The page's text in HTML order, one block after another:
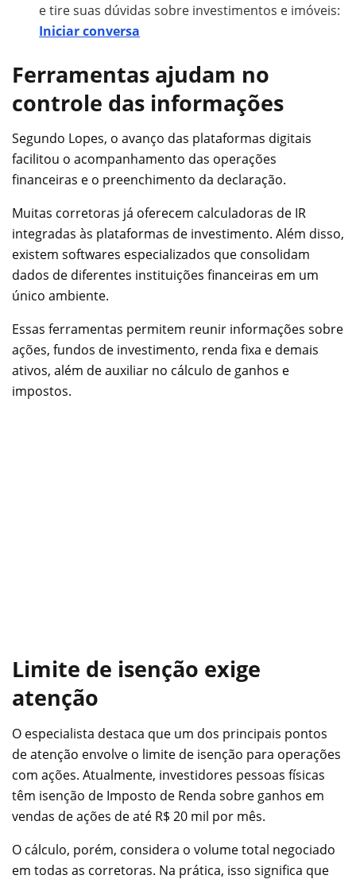
e tire suas dúvidas sobre investimentos e imóveis:
Iniciar conversa
Ferramentas ajudam no
controle das informações
Segundo Lopes, o avanço das plataformas digitais
facilitou o acompanhamento das operações
financeiras e o preenchimento da declaração.
Muitas corretoras já oferecem calculadoras de IR
integradas às plataformas de investimento. Além disso,
existem softwares especializados que consolidam
dados de diferentes instituições financeiras em um
único ambiente.
Essas ferramentas permitem reunir informações sobre
ações, fundos de investimento, renda fixa e demais
ativos, além de auxiliar no cálculo de ganhos e
impostos.
Limite de isenção exige
atenção
O especialista destaca que um dos principais pontos
de atenção envolve o limite de isenção para operações
com ações. Atualmente, investidores pessoas físicas
têm isenção de Imposto de Renda sobre ganhos em
vendas de ações de até R$ 20 mil por mês.
O cálculo, porém, considera o volume total negociado
em todas as corretoras. Na prática, isso significa que